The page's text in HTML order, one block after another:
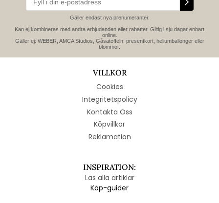
Gäller endast nya prenumeranter.
Kan ej kombineras med andra erbjudanden eller rabatter. Giltig i sju dagar enbart
online.
Gäller ej: WEBER, AMCA Studios, Gåsatoffeln, presentkort, heliumballonger eller
blommor.
VILLKOR
Cookies
Integritetspolicy
Kontakta Oss
Köpvillkor
Reklamation
INSPIRATION:
Läs alla artiklar
Köp-guider